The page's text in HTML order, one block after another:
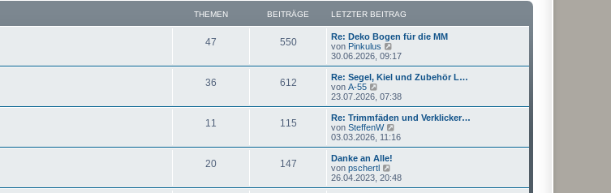
a
g
B
e
i
t
a
g
s
r
B
e
i
t
a
g
THEMEN BEITRÄGE LETZTER BEITRAG
47 550
Re: Deko Bogen für die MM
von Pinkulus
e
u
e
t
B
e
i
g
30.06.2026, 09:17
36 612
Re: Segel, Kiel und Zubehör L…
von A-55
e
u
e
s
t
r
B
e
i
23.07.2026, 07:38
11 115
Re: Trimmfäden und Verklicker…
von SteffenW
e
u
t
03.03.2026, 11:16
20 147
Danke an Alle!
von pschertl
e
u
26.04.2023, 20:48